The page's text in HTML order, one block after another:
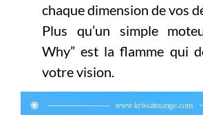
chaque dimension de vos
Plus qu’un simple
Why” est la flamme qui
votre vision.